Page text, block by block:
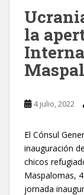
la
4 julio, 2022
El Cónsul
inauguración
chicos
Maspalomas,
jornada